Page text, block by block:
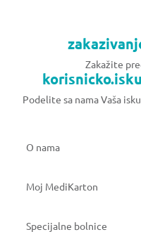
Zakažite
Podelite sa nama Vaša
O nama
Moj MediKarton
Specijalne bolnice